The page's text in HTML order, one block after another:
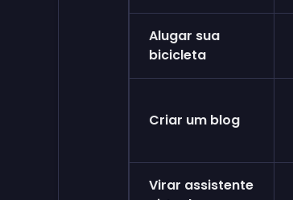
Alugar sua
bicicleta
Criar um blog
Virar assistente